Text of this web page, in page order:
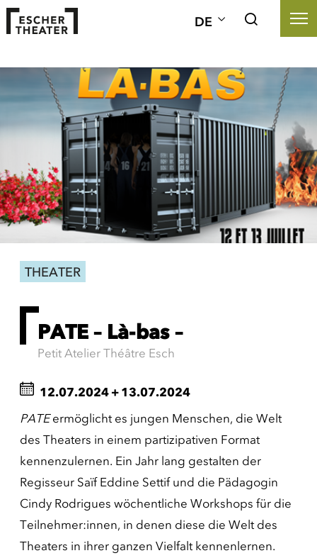
DE
THEATER
PATE – Là-bas –
Petit Atelier Théâtre Esch
12.07.2024 + 13.07.2024
PATEermöglicht es jungen Menschen, die Welt
des Theaters in einem partizipativen Format
kennenzulernen. Ein Jahr lang gestalten der
Regisseur Saïf Eddine Settif und die Pädagogin
Cindy Rodrigues wöchentliche Workshops für die
Teilnehmer:innen, in denen diese die Welt des
Theaters in ihrer ganzen Vielfalt kennenlernen.